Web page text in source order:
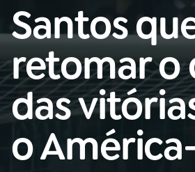
Buscar
na
Rádio
Nacional
01 INÍCIO
02A RÁDIO
Santos
retomar o
das
o